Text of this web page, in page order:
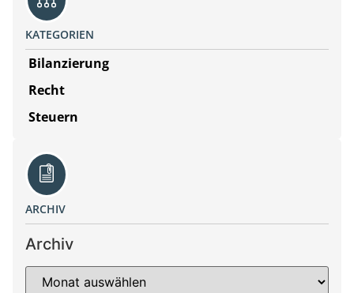
KATEGORIEN
Bilanzierung
Recht
Steuern
ARCHIV
Archiv